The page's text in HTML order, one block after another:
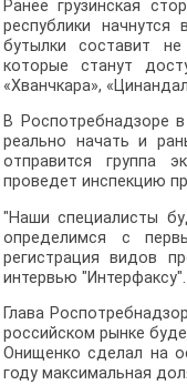
Ранее грузинская
республики
бутылки составит
которые станут
«Хванчкара»,
В Роспотребнадзоре
реально начать и
отправится группа
проведет инспекцию
"Наши специалисты
определимся с
регистрация видов
интервью "Интерфаксу".
Глава
российском рынке
Онищенко сделал на
году максимальная